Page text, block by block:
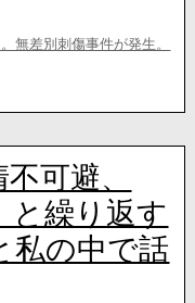
無差別刺傷事件が発生。
可避、
と繰り返す
私の中で話